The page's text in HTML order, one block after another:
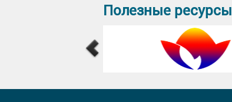
Полезные ресурсы